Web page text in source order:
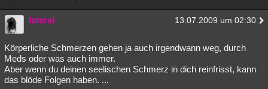
lateral 13.07.2009 um 02:30
Körperliche Schmerzen gehen ja auch irgendwann weg, durch
Meds oder was auch immer.
Aber wenn du deinen seelischen Schmerz in dich reinfrisst, kann
das blöde Folgen haben. ...